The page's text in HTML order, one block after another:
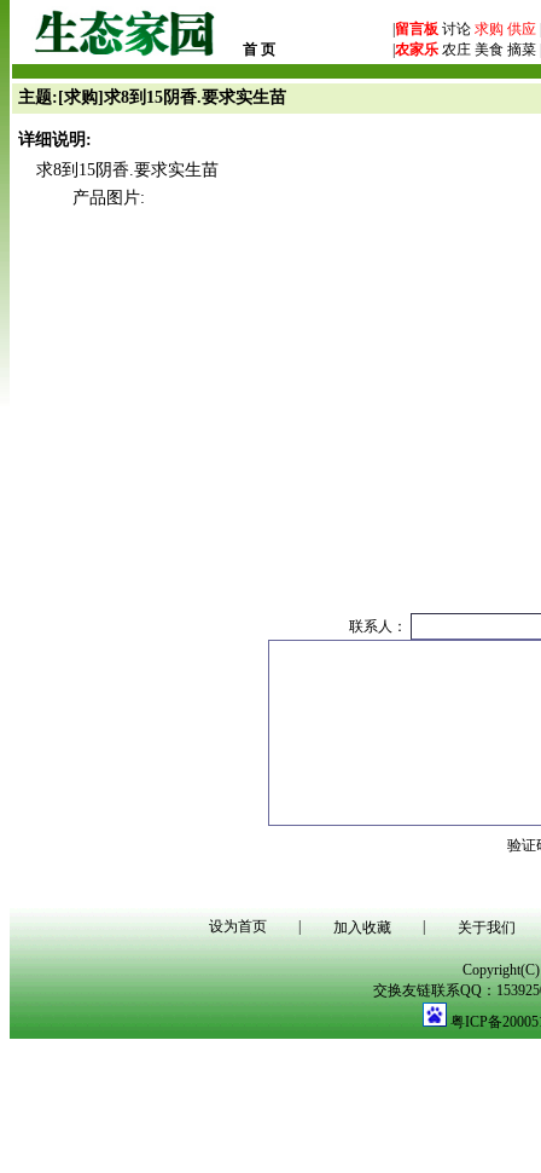
首 页
留言板 讨论 求购 供应
农家乐 农庄 美食 摘菜 |
主题:[求购]求8到15阴香.要求实生苗
详细说明:
求8到15阴香.要求实生苗
产品图片:
联系人：
验证
设为首页 加入收藏 关于我们
交换友链联系QQ：
粤ICP备